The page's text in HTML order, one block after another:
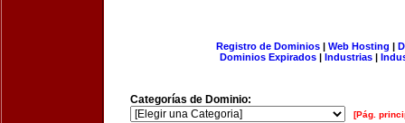
Registro de Dominios| Web Hosting |
Dominios Expirados | Industrias |
Categorías de Dominio:
[Pág.